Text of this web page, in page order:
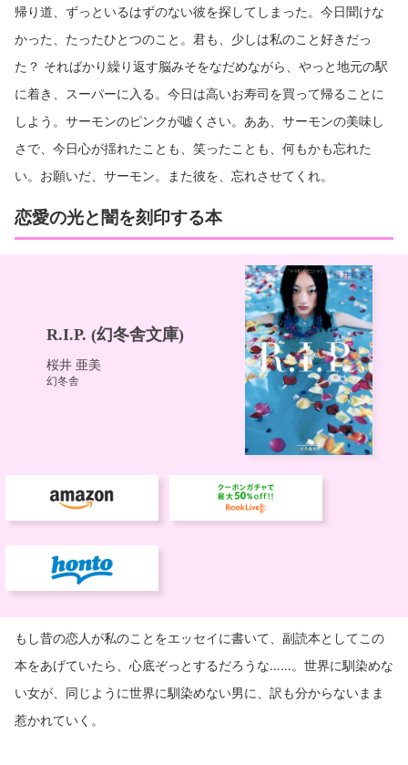
帰り道、ずっといるはずのない彼を探してしまった。今日聞けな
かった、たったひとつのこと。君も、少しは私のこと好きだっ
た？ そればかり繰り返す脳みそをなだめながら、やっと地元の駅
に着き、スーパーに入る。今日は高いお寿司を買って帰ることに
しよう。サーモンのピンクが嘘くさい。ああ、サーモンの美味し
さで、今日心が揺れたことも、笑ったことも、何もかも忘れた
い。お願いだ、サーモン。また彼を、忘れさせてくれ。
恋愛の光と闇を刻印する本
もし昔の恋人が私のことをエッセイに書いて、副読本としてこの
本をあげていたら、心底ぞっとするだろうな……。世界に馴染めな
い女が、同じように世界に馴染めない男に、訳も分からないまま
惹かれていく。